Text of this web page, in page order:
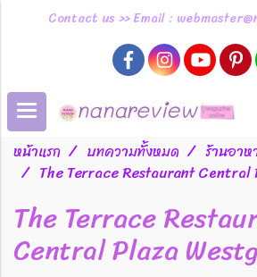
Contact us >> Email :
หน้าแรก บทความทั้งหมด
ร้านอาห
The Terrace Restaurant
The Terrace
Central Plaza